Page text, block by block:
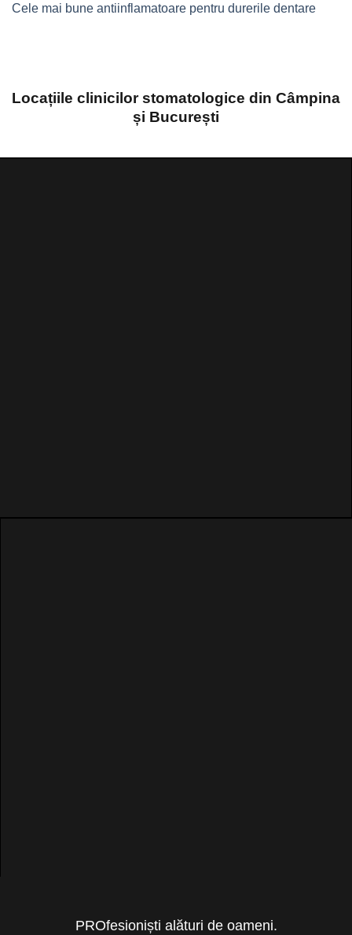
Cele mai bune antiinflamatoare pentru durerile dentare
Locațiile clinicilor stomatologice din Câmpina
și București
PROfesioniști alături de oameni.